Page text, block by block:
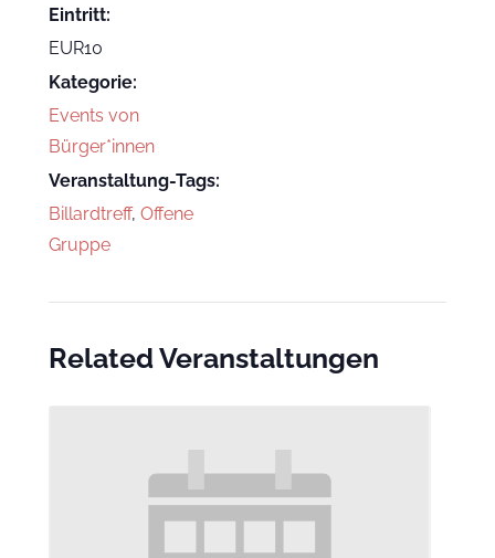
Eintritt:
EUR10
Kategorie:
Events von
Bürger*innen
Veranstaltung-Tags:
Billardtreff, Offene
Gruppe
Related Veranstaltungen